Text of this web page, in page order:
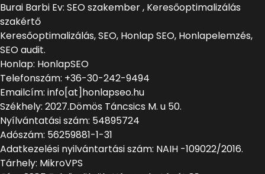
Burai Barbi Ev: SEO szakember , Keresőoptimalizálás
szakértő
Keresőoptimalizálás, SEO, Honlap SEO, Honlapelemzés,
SEO audit.
Honlap: HonlapSEO
Telefonszám: +36-30-242-9494
Emailcím: info[at]honlapseo.hu
Székhely: 2027.Dömös Táncsics M. u 50.
Nyílvántatási szám: 54895724
Adószám: 56259881-1-31
Adatkezelési nyilvántartási szám: NAIH -109022/2016.
Tárhely: MikroVPS